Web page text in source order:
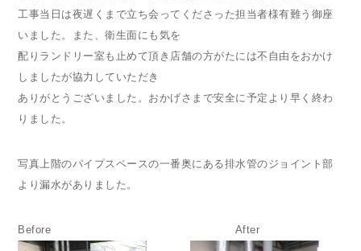
工事当日は夜遅くまで立ち会ってくださった担当者様有難う御座
いました。また、衛生面にも気を
配りランドリー室も止めて頂き店舗の方がたには不自由をおかけ
しましたが協力していただき
ありがとうございました。おかげさまで安全に予定より早く終わ
りました。
写真上階のパイプスペースの一番奥にある排水管のジョイント部
より漏水がありました。
Before After